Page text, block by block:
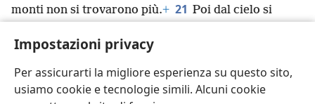
Impostazioni privacy
Per assicurarti la migliore esperienza su questo sito,
usiamo cookie e tecnologie simili. Alcuni cookie
monti non si trovarono più.+ 21 Poi dal cielo si
chicchi del peso di un talento;
bestemmiarono Dio per la piaga della grandine,
+
perché era una piaga davvero tremenda.